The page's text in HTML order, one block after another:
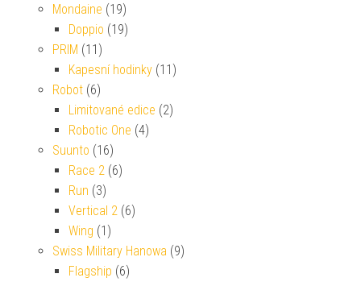
Mondaine (19)
Doppio (19)
PRIM (11)
Kapesní hodinky (11)
Robot (6)
Limitované edice (2)
Robotic One (4)
Suunto (16)
Race 2 (6)
Run (3)
Vertical 2 (6)
Wing (1)
Swiss Military Hanowa (9)
Flagship (6)